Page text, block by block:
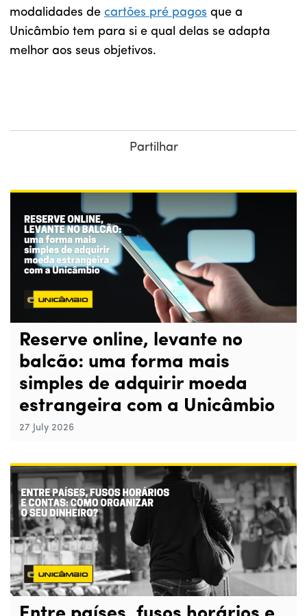
modalidades de cartões pré pagos que a
Unicâmbio tem para si e qual delas se adapta
melhor aos seus objetivos.
Partilhar
Reserve online, levante no
balcão: uma forma mais
simples de adquirir moeda
estrangeira com a Unicâmbio
27 July 2026